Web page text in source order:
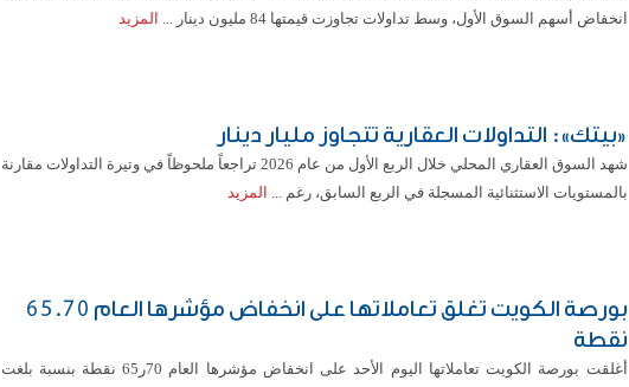
انخفاض أسهم السوق الأول، وسط تداولات تجاوزت قيمتها 84 مليون دينار ...
المزيد
«بيتك»: التداولات العقارية تتجاوز مليار دينار
شهد السوق العقاري المحلي خلال الربع الأول من عام 2026 تراجعاً ملحوظاً في وتيرة التداولات مقارنة
بالمستويات الاستثنائية المسجلة في الربع السابق، رغم ... المزيد
بورصة الكويت تغلق تعاملاتها على انخفاض مؤشرها العام 65.70
نقطة
أغلقت بورصة الكويت تعاملاتها اليوم الأحد على انخفاض مؤشرها العام 70ر65 نقطة بنسبة بلغت